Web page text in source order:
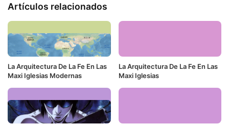
Artículos relacionados
La Arquitectura De La Fe En Las
Maxi Iglesias Modernas
La Arquitectura De La Fe En Las
Maxi Iglesias